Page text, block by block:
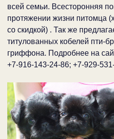
всей семьи. Всесторонняя
протяжении жизни питомца
со скидкой) . Так же
титулованных кобелей пти-
гриффона. Подробнее на
+7-916-143-24-86; +7-929-